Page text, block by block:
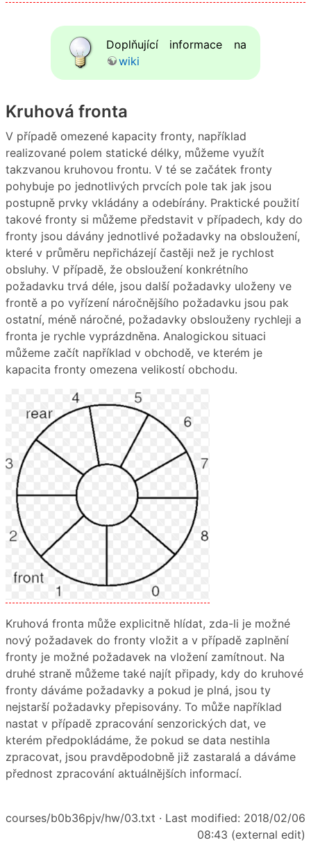
Doplňující informace na
wiki
Kruhová fronta
V případě omezené kapacity fronty, například
realizované polem statické délky, můžeme využít
takzvanou kruhovou frontu. V té se začátek fronty
pohybuje po jednotlivých prvcích pole tak jak jsou
postupně prvky vkládány a odebírány. Praktické použití
takové fronty si můžeme představit v případech, kdy do
fronty jsou dávány jednotlivé požadavky na obsloužení,
které v průměru nepřicházejí častěji než je rychlost
obsluhy. V případě, že obsloužení konkrétního
požadavku trvá déle, jsou další požadavky uloženy ve
frontě a po vyřízení náročnějšího požadavku jsou pak
ostatní, méně náročné, požadavky obslouženy rychleji a
fronta je rychle vyprázdněna. Analogickou situaci
můžeme začít například v obchodě, ve kterém je
kapacita fronty omezena velikostí obchodu.
Kruhová fronta může explicitně hlídat, zda-li je možné
nový požadavek do fronty vložit a v případě zaplnění
fronty je možné požadavek na vložení zamítnout. Na
druhé straně můžeme také najít připady, kdy do kruhové
fronty dáváme požadavky a pokud je plná, jsou ty
nejstarší požadavky přepisovány. To může například
nastat v případě zpracování senzorických dat, ve
kterém předpokládáme, že pokud se data nestihla
zpracovat, jsou pravděpodobně již zastaralá a dáváme
přednost zpracování aktuálnějších informací.
courses/b0b36pjv/hw/03.txt · Last modified: 2018/02/06
08:43 (external edit)